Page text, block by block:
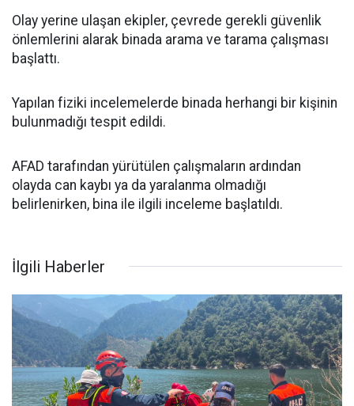
Olay yerine ulaşan ekipler, çevrede gerekli güvenlik
önlemlerini alarak binada arama ve tarama çalışması
başlattı.
Yapılan fiziki incelemelerde binada herhangi bir kişinin
bulunmadığı tespit edildi.
AFAD tarafından yürütülen çalışmaların ardından
olayda can kaybı ya da yaralanma olmadığı
belirlenirken, bina ile ilgili inceleme başlatıldı.
İlgili Haberler